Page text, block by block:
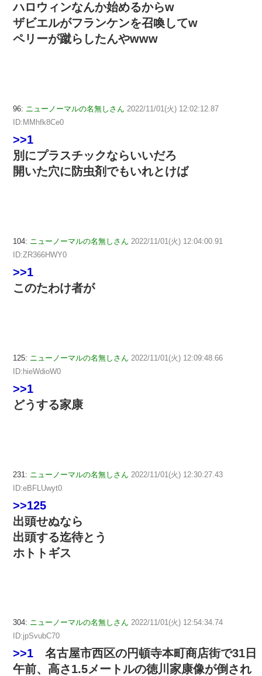
ハロウィンなんか始めるからw
ザビエルがフランケンを召喚してw
ペリーが蹴らしたんやwww
96: ニューノーマルの名無しさん 2022/11/01(火) 12:02:12.87
ID:MMhfk8Ce0
>>1
別にプラスチックならいいだろ
開いた穴に防虫剤でもいれとけば
104: ニューノーマルの名無しさん 2022/11/01(火) 12:04:00.91
ID:ZR366HWY0
>>1
このたわけ者が
125: ニューノーマルの名無しさん 2022/11/01(火) 12:09:48.66
ID:hieWdioW0
>>1
どうする家康
231: ニューノーマルの名無しさん 2022/11/01(火) 12:30:27.43
ID:eBFLUwyt0
>>125
出頭せぬなら
出頭する迄待とう
ホトトギス
304: ニューノーマルの名無しさん 2022/11/01(火) 12:54:34.74
ID:jpSvubC70
>>1 名古屋市西区の円頓寺本町商店街で31日
午前、高さ1.5メートルの徳川家康像が倒され